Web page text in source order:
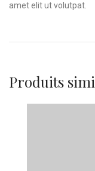
amet elit ut volutpat.
Produits